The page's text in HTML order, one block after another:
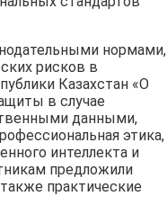
нормами,
рисков в
Казахстан «О
в случае
данными,
этика,
интеллекта и
предложили
практические